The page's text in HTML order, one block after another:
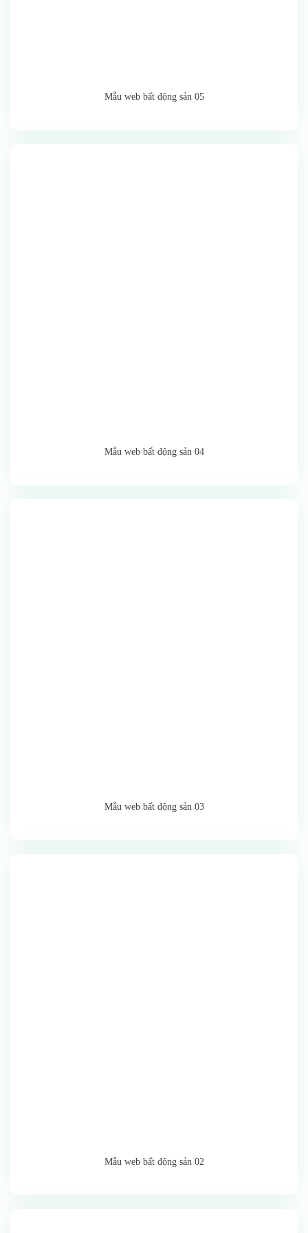
Mẫu web bất động sản 05
Mẫu web bất động sản 04
Mẫu web bất động sản 03
Mẫu web bất động sản 02